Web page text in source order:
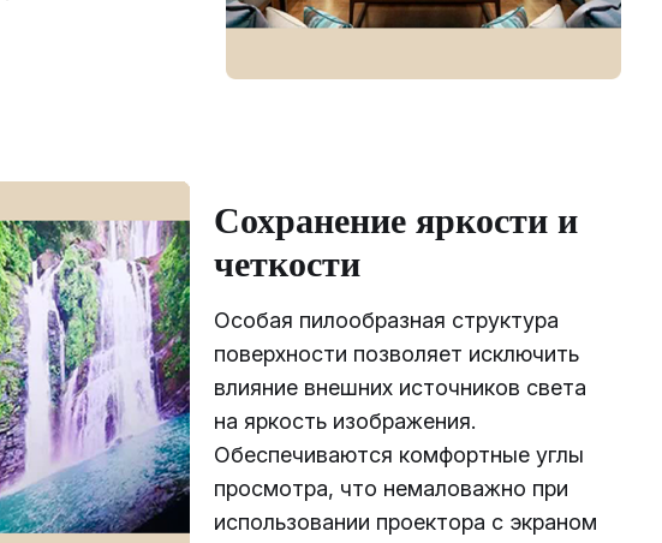
Сохранение яркости и
четкости
Особая пилообразная структура
поверхности позволяет исключить
влияние внешних источников света
на яркость изображения.
Обеспечиваются комфортные углы
просмотра, что немаловажно при
использовании проектора с экраном